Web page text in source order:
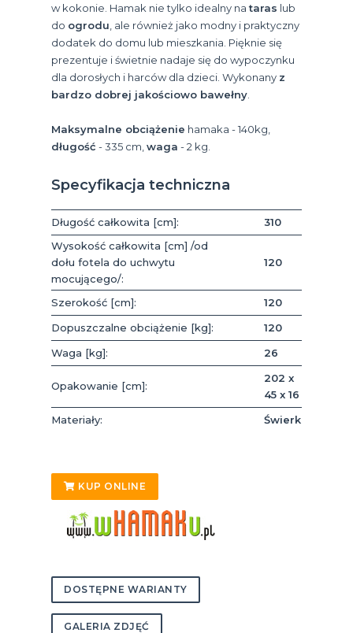
w kokonie. Hamak nie tylko idealny nataras lub
do ogrodu , ale również jako modny i praktyczny
dodatek do domu lub mieszkania. Pięknie się
prezentuje i świetnie nadaje się do wypoczynku
dla dorosłych i harców dla dzieci. Wykonany z
bardzo dobrej jakościowo bawełny
Maksymalne obciążenie hamaka - 140kg,
długość - 335 cm, waga - 2 kg.
Specyfikacja techniczna
Długość całkowita [cm]:
310
Wysokość całkowita [cm] /od
dołu fotela do uchwytu
mocującego/:
120
Szerokość [cm]:
120
Dopuszczalne obciążenie [kg]:
120
Waga [kg]:
26
Opakowanie [cm]:
202 x
45 x 16
Materiały:
Świerk
KUP ONLINE
DOSTĘPNE WARIANTY
GALERIA ZDJĘĆ